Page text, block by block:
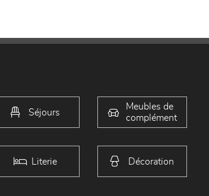
Séjours
Meubles de
complément
Literie Décoration